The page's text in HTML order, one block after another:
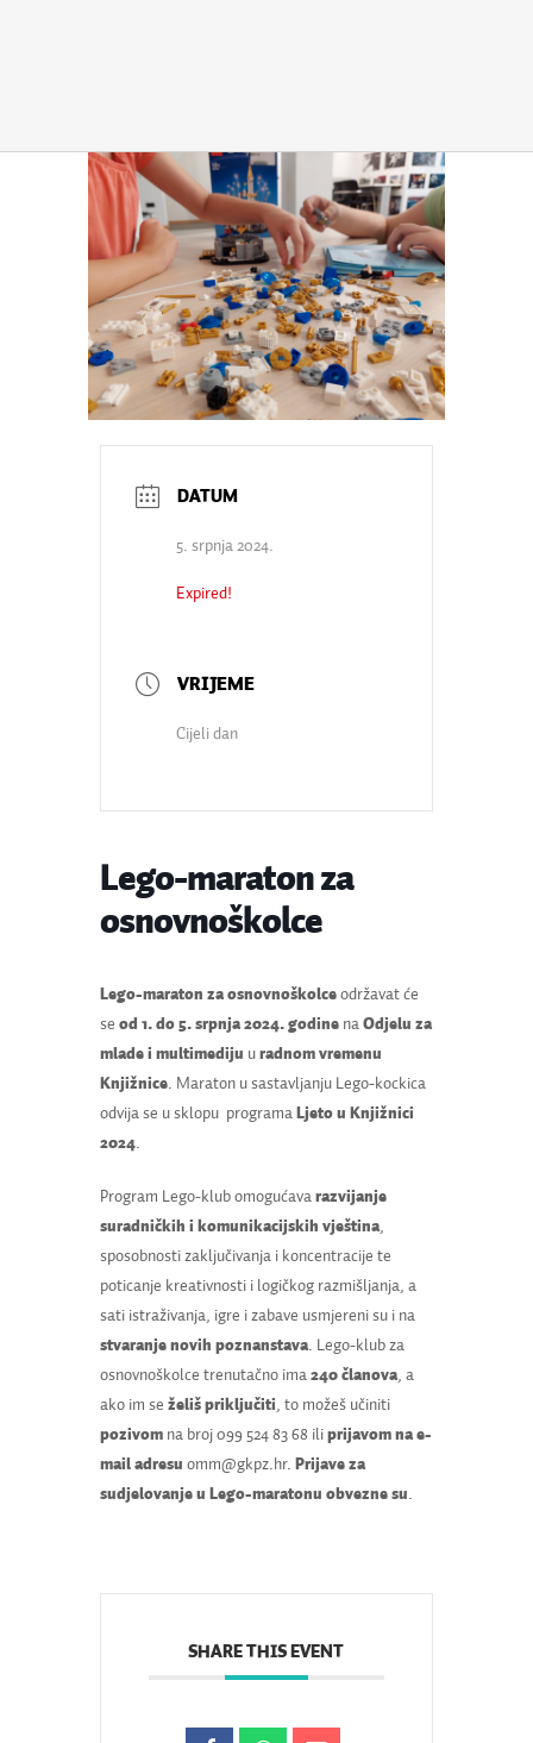
5. srpnja 2024.
Expired!
Cijeli dan
Lego-maraton za
osnovnoškolce
Lego-maraton za osnovnoškolce održavat će
se od 1. do 5. srpnja 2024. godinena Odjelu za
mlade i multimediju u radnom vremenu
Knjižnice. Maraton u sastavljanju Lego-kockica
odvija se u sklopu programa Ljeto u Knjižnici
2024.
Program Lego-klub omogućavarazvijanje
suradničkih i komunikacijskih vještina,
sposobnosti zaključivanja i koncentracije te
poticanje kreativnosti i logičkog razmišljanja, a
sati istraživanja, igre i zabave usmjereni su i na
stvaranje novih poznanstava. Lego-klub za
osnovnoškolce trenutačno ima 240 članova, a
ako im se želiš priključiti, to možeš učiniti
pozivomna broj 099 524 83 68 ili prijavom na e-
mail adresu omm@gkpz.hr. Prijave za
sudjelovanje u Lego-maratonu obvezne su.
SHARE THIS EVENT